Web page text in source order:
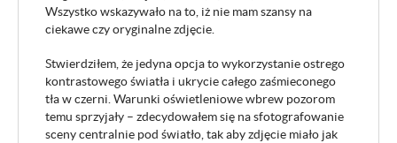
Wszystko wskazywało na to, iż nie mam szansy na
ciekawe czy oryginalne zdjęcie.
Stwierdziłem, że jedyna opcja to wykorzystanie ostrego
kontrastowego światła i ukrycie całego zaśmieconego
tła w czerni. Warunki oświetleniowe wbrew pozorom
temu sprzyjały – zdecydowałem się na sfotografowanie
sceny centralnie pod światło, tak aby zdjęcie miało jak